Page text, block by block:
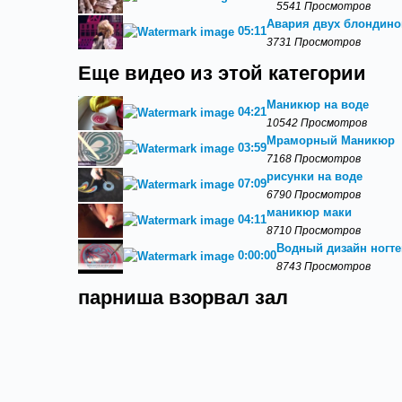
5541 Просмотров
05:11
Авария двух
3731 Просмотров
Еще видео из этой категории
04:21
Маникюр на воде
10542 Просмотров
03:59
Мраморный Маникюр
7168 Просмотров
07:09
рисунки на воде
6790 Просмотров
04:11
маникюр маки
8710 Просмотров
0:00:00
Водный дизайн
8743 Просмотров
парниша взорвал зал